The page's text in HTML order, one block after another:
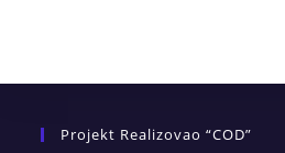
Projekt Realizovao “COD”